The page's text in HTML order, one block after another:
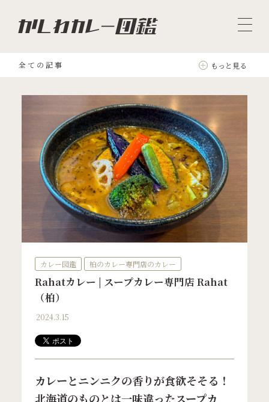
全ての記事 もっと見る
カレー図鑑 柏のカレー専門店のカレー
Rahatカレー | スープカレー専門店 Rahat
（柏）
2024.3.15
カレーとニンニクの香りが食欲そそる！
北海道のものとは一味違ったスープカ